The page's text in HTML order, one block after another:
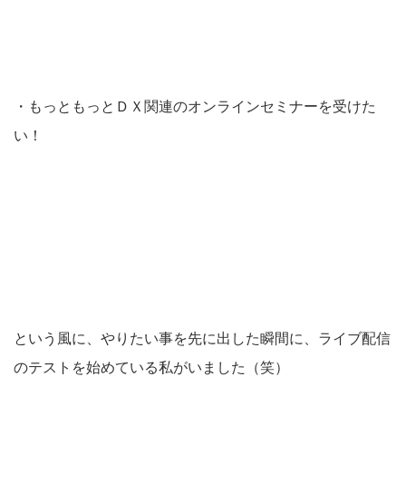
・もっともっとＤＸ関連のオンラインセミナーを受けた
い！
という風に、やりたい事を先に出した瞬間に、ライブ配信
のテストを始めている私がいました（笑）